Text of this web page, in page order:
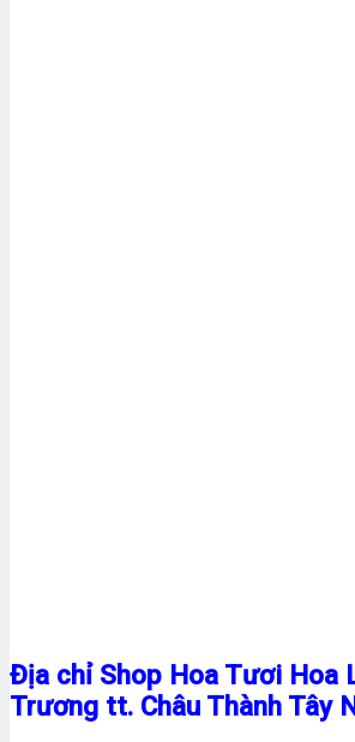
Địa chỉ Shop Hoa Tươi Hoa
Trương tt. Châu Thành Tây